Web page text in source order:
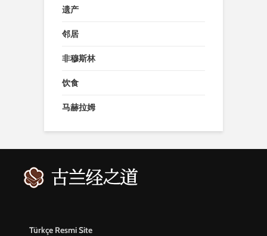
遗产
邻居
非穆斯林
饮食
马赫拉姆
Türkçe Resmi Site